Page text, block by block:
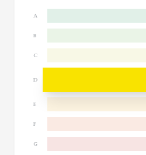
A
B
C
D
E
F
G